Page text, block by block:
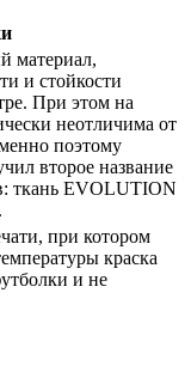
материал,
и стойкости
При этом на
неотличима от
поэтому
второе название
ткань EVOLUTION
при котором
краска
и не